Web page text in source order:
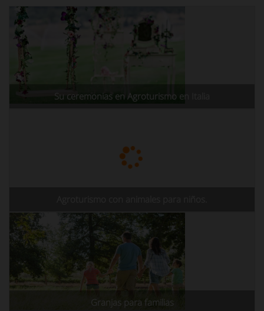
Su ceremonias en Agroturismo en Italia
Granjas para familias